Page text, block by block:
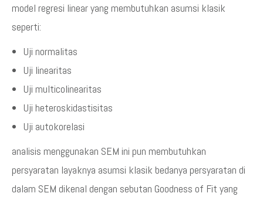
model regresi linear yang membutuhkan asumsi klasik
seperti:
Uji normalitas
Uji linearitas
Uji multicolinearitas
Uji heteroskidastisitas
Uji autokorelasi
analisis menggunakan SEM ini pun membutuhkan
persyaratan layaknya asumsi klasik bedanya persyaratan di
dalam SEM dikenal dengan sebutan Goodness of Fit yang